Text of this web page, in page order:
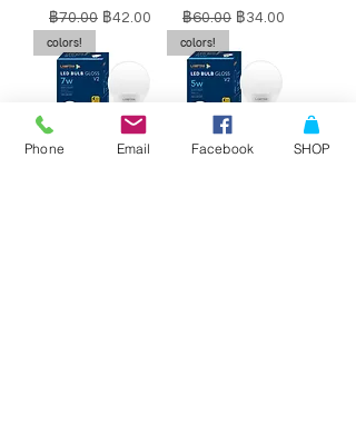
ราคาปกติ
฿70.00 ราคาขายลด
฿42.00
ราคาปกติ
฿60.00 ราคาขายลด
฿34.00
colors!
colors!
Phone Email Facebook SHOP